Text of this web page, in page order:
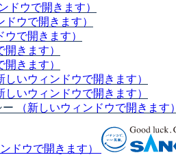
ドウで開きます）
ドウで開きます）
ウで開きます）
開きます）
開きます）
しいウィンドウで開きます）
しいウィンドウで開きます）
ー
（新しいウィンドウで開きます）
ドウで開きます）